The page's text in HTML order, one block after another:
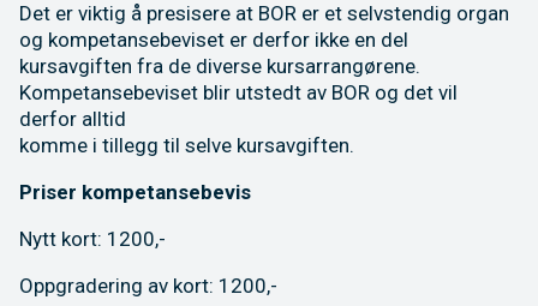
Det er viktig å presisere at BOR er et selvstendig organ
og kompetansebeviset er derfor ikke en del
kursavgiften fra de diverse kursarrangørene.
Kompetansebeviset blir utstedt av BOR og det vil
derfor alltid
komme i tillegg til selve kursavgiften.
Priser kompetansebevis
Nytt kort: 1200,-
Oppgradering av kort: 1200,-